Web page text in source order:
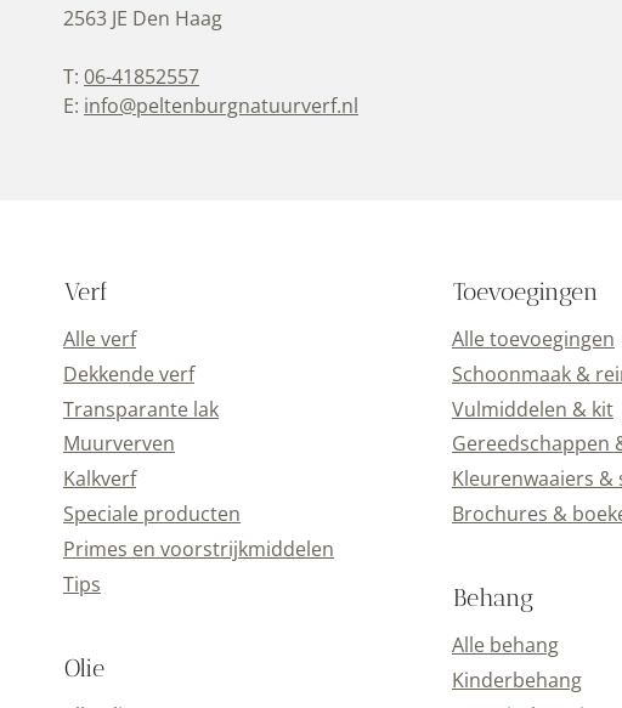
2563 JE Den Haag
T: 06-41852557
E: info@peltenburgnatuurverf.nl
Verf
Alle verf
Dekkende verf
Transparante lak
Muurverven
Kalkverf
Speciale producten
Primes en voorstrijkmiddelen
Tips
Olie
Toevoegingen
Alle toevoegingen
Schoonmaak &
Vulmiddelen & kit
Gereedschappen
Kleurenwaaiers &
Brochures &
Behang
Alle behang
Kinderbehang